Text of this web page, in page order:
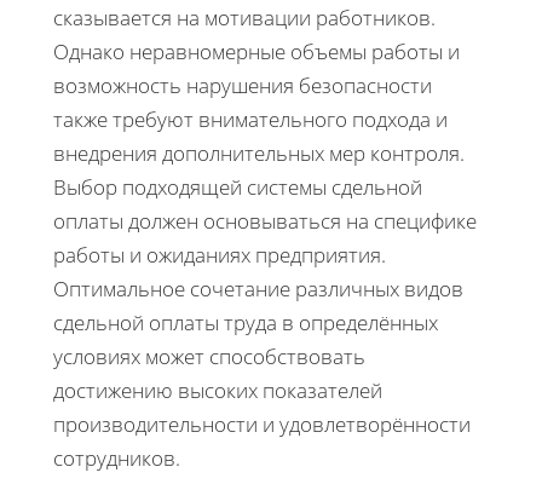
сказывается на мотивации работников.
Однако неравномерные объемы работы и
возможность нарушения безопасности
также требуют внимательного подхода и
внедрения дополнительных мер контроля.
Выбор подходящей системы сдельной
оплаты должен основываться на специфике
работы и ожиданиях предприятия.
Оптимальное сочетание различных видов
сдельной оплаты труда в определённых
условиях может способствовать
достижению высоких показателей
производительности и удовлетворённости
сотрудников.